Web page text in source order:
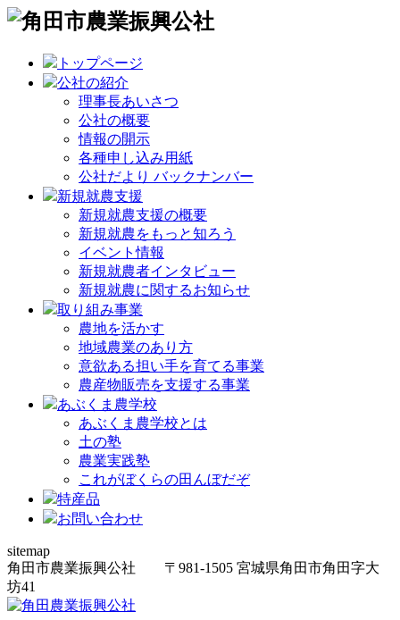
トップページ
公社の紹介
理事長あいさつ
公社の概要
情報の開示
各種申し込み用紙
公社だより バックナンバー
新規就農支援
新規就農支援の概要
新規就農をもっと知ろう
イベント情報
新規就農者インタビュー
新規就農に関するお知らせ
取り組み事業
農地を活かす
地域農業のあり方
意欲ある担い手を育てる事業
農産物販売を支援する事業
あぶくま農学校
あぶくま農学校とは
土の塾
農業実践塾
これがぼくらの田んぼだぞ
特産品
お問い合わせ
sitemap
角田市農業振興公社 〒981-1505 宮城県角田市角田字大
坊41